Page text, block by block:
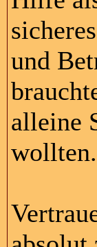
und
alleine
wollten.